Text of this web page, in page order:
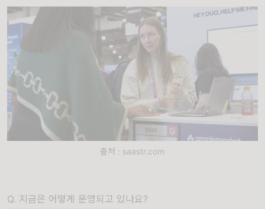
출처 : saastr.com
Q. 지금은 어떻게 운영되고 있나요?